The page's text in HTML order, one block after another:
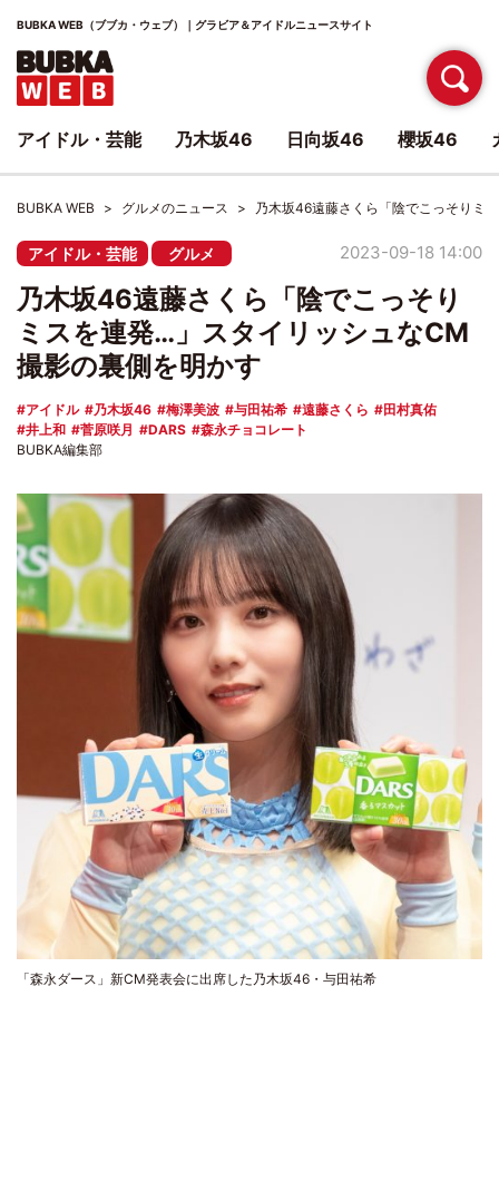
BUBKA WEB（ブブカ・ウェブ）｜グラビア＆アイドルニュースサイト
BUBKA WEB グルメのニュース 乃木坂46遠藤さくら「陰でこっそりミ
アイドル・芸能 グルメ 2023-09-18 14:00
乃木坂46遠藤さくら「陰でこっそり
ミスを連発…」スタイリッシュなCM
撮影の裏側を明かす
アイドル 乃木坂46 梅澤美波 与田祐希 遠藤さくら
田村真佑
井上和
菅原咲月 DARS
森永チョコレート
BUBKA編集部
「森永ダース」新CM発表会に出席した乃木坂46・与田祐希
アイドル・芸能 乃木坂46 日向坂46 櫻坂46